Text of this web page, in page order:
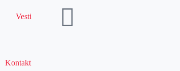
Vesti
Kontakt